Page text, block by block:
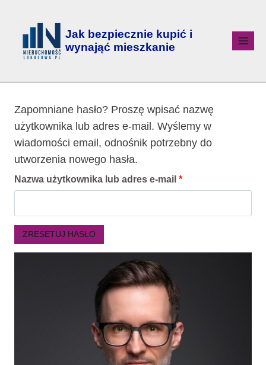
Jak bezpiecznie kupić i
wynająć mieszkanie
Zapomniane hasło? Proszę wpisać nazwę
użytkownika lub adres e-mail. Wyślemy w
wiadomości email, odnośnik potrzebny do
utworzenia nowego hasła.
Nazwa użytkownika lub adres e-mail *
ZRESETUJ HASŁO